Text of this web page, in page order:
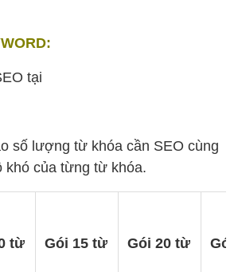
tại
số lượng từ khóa cần SEO cùng
khó của từng từ khóa.
từ Gói 15 từ Gói 20 từ Gói